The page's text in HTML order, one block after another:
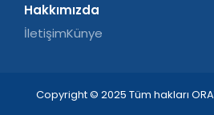
Hakkımızda
İletişimKünye
Copyright © 2025 Tüm hakları